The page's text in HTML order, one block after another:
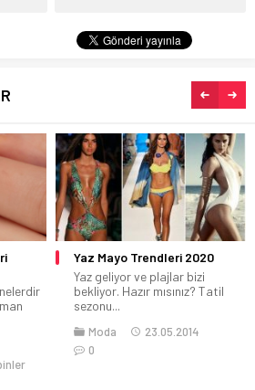
Yaz Mayo Trendleri 2020
Yaz geliyor ve plajlar bizi
bekliyor. Hazır mısınız? Tatil
sezonu...
Moda
23.05.2014
0